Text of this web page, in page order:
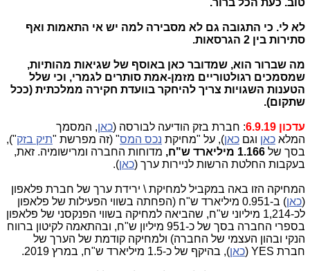
לא לי. כי התגובה גם לא מסבירה למה יש אי התאמות ואף
סתירות בין 2 הגרסאות.
מה שברור הוא, שמדובר כאן באוסף של שגיאות מהותיות,
שמסמכים רגולטוריים מזמן-אמת סותרים לגמרי, וכי שלל
הטענות השגויות צריך להיחקר בוועדת חקירה ממלכתית (ככל
שתקום).
עדכון 6.9.19 : חברת בזק הודיעה לבורסה (כאן, המסמך
המלא כאן וגם כאן), על "מחיקת נכס המס" (זה מפרשת "תיק בזק"),
בסך של 1.166 מיליארד ש"ח,
מדוחות החברה ומרישומיה. זאת,
בעקבות החלטת הרשות לניירות ערך (כאן).
המחיקה הזו באה במקביל למחיקת \ ירידת ערך של חברת פלאפון
(כאן
) ב-0.951 מיליארד ש"ח (הפחתה בשווי הפעילות של פלאפון
לכ-1,214 מיליוני ש"ח, שהביאה למחיקה בשווי הפנקסני של פלאפון
בספרי החברה בסך של כ-951 מיליון ש"ח, ובהתאמה לקיטון ברווח
הנקי ובהון העצמי של החברה) ולמחיקה קודמת של הערך של
חברת YES (
כאן), בהיקף של כ-1.5 מיליארד ש"ח, במרץ 2019.